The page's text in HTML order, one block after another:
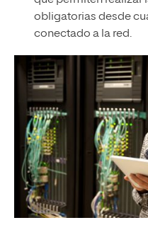
obligatorias desde
conectado a la red.